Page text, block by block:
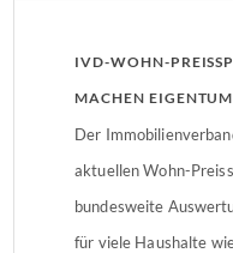
IVD-WOHN-
MACHEN
Der
aktuellen Wohn-
bundesweite
für viele Haushalte